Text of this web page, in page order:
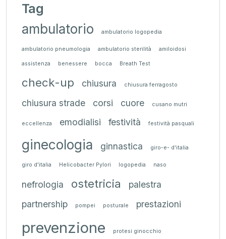
Tag
ambulatorio ambulatorio logopedia
ambulatorio pneumologia ambulatorio sterilità amiloidosi
assistenza benessere bocca Breath Test
check-up chiusura chiusura ferragosto
chiusura strade corsi cuore cusano mutri
eccellenza emodialisi festività festività pasquali
ginecologia ginnastica giro-e- d'italia
giro d'italia Helicobacter Pylori logopedia naso
nefrologia ostetricia
palestra
partnership
pompei posturale prestazioni
prevenzione protesi ginocchio